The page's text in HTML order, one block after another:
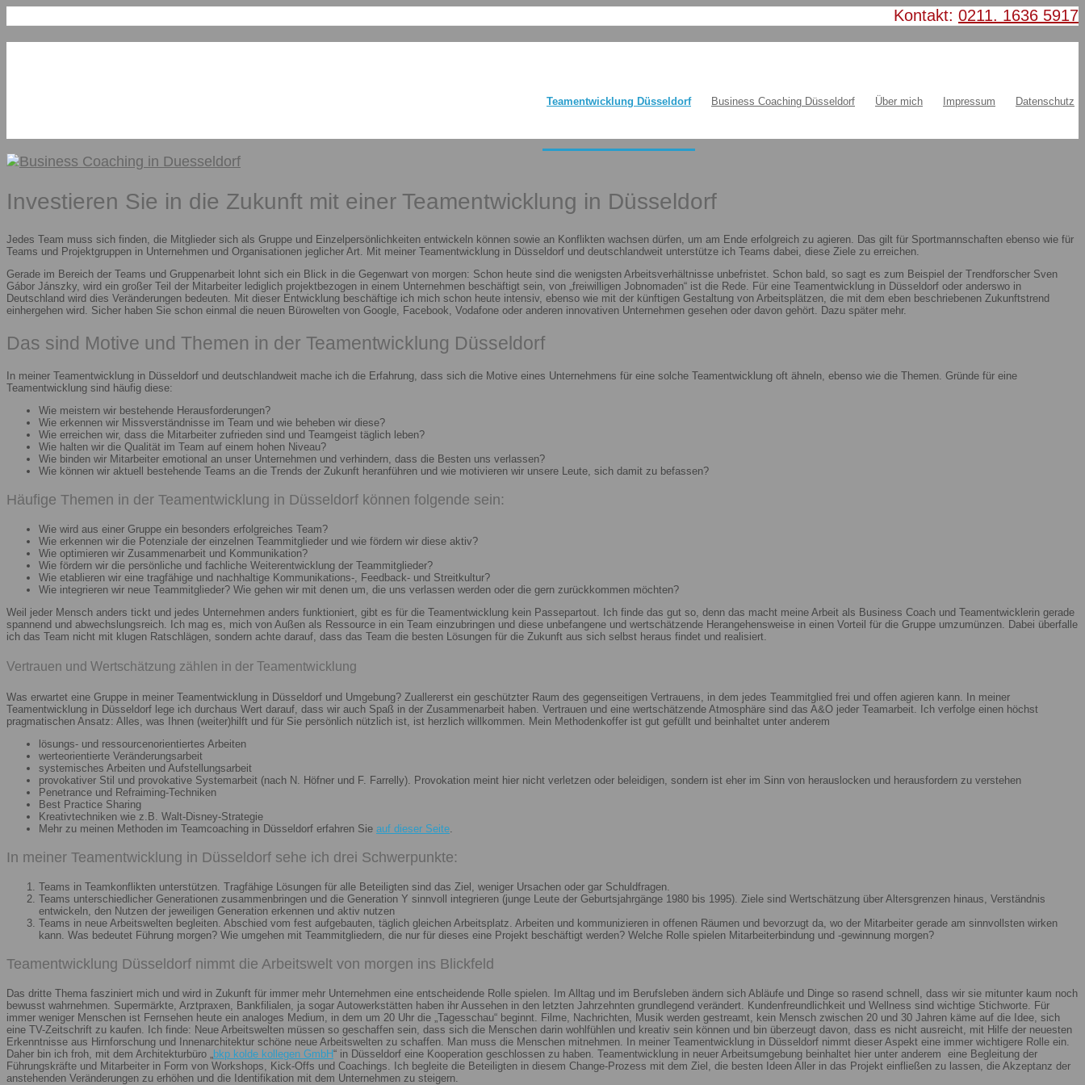
Kontakt: 0211. 1636 5917
Teamentwicklung Düsseldorf Business Coaching Düsseldorf Über mich Impressum Datenschutz
Investieren Sie in die Zukunft mit einer Teamentwicklung in Düsseldorf
Jedes Team muss sich finden, die Mitglieder sich als Gruppe und Einzelpersönlichkeiten entwickeln können sowie an Konflikten wachsen dürfen, um am Ende erfolgreich zu agieren. Das gilt für Sportmannschaften ebenso wie für
Teams und Projektgruppen in Unternehmen und Organisationen jeglicher Art. Mit meiner Teamentwicklung in Düsseldorf und deutschlandweit unterstütze ich Teams dabei, diese Ziele zu erreichen.
Gerade im Bereich der Teams und Gruppenarbeit lohnt sich ein Blick in die Gegenwart von morgen: Schon heute sind die wenigsten Arbeitsverhältnisse unbefristet. Schon bald, so sagt es zum Beispiel der Trendforscher Sven
Gábor Jánszky, wird ein großer Teil der Mitarbeiter lediglich projektbezogen in einem Unternehmen beschäftigt sein, von „freiwilligen Jobnomaden“ ist die Rede. Für eine Teamentwicklung in Düsseldorf oder anderswo in
Deutschland wird dies Veränderungen bedeuten. Mit dieser Entwicklung beschäftige ich mich schon heute intensiv, ebenso wie mit der künftigen Gestaltung von Arbeitsplätzen, die mit dem eben beschriebenen Zukunftstrend
einhergehen wird. Sicher haben Sie schon einmal die neuen Bürowelten von Google, Facebook, Vodafone oder anderen innovativen Unternehmen gesehen oder davon gehört. Dazu später mehr.
Das sind Motive und Themen in der Teamentwicklung Düsseldorf
In meiner Teamentwicklung in Düsseldorf und deutschlandweit mache ich die Erfahrung, dass sich die Motive eines Unternehmens für eine solche Teamentwicklung oft ähneln, ebenso wie die Themen. Gründe für eine
Teamentwicklung sind häufig diese:
Wie meistern wir bestehende Herausforderungen?
Wie erkennen wir Missverständnisse im Team und wie beheben wir diese?
Wie erreichen wir, dass die Mitarbeiter zufrieden sind und Teamgeist täglich leben?
Wie halten wir die Qualität im Team auf einem hohen Niveau?
Wie binden wir Mitarbeiter emotional an unser Unternehmen und verhindern, dass die Besten uns verlassen?
Wie können wir aktuell bestehende Teams an die Trends der Zukunft heranführen und wie motivieren wir unsere Leute, sich damit zu befassen?
Häufige Themen in der Teamentwicklung in Düsseldorf können folgende sein:
Wie wird aus einer Gruppe ein besonders erfolgreiches Team?
Wie erkennen wir die Potenziale der einzelnen Teammitglieder und wie fördern wir diese aktiv?
Wie optimieren wir Zusammenarbeit und Kommunikation?
Wie fördern wir die persönliche und fachliche Weiterentwicklung der Teammitglieder?
Wie etablieren wir eine tragfähige und nachhaltige Kommunikations-, Feedback- und Streitkultur?
Wie integrieren wir neue Teammitglieder? Wie gehen wir mit denen um, die uns verlassen werden oder die gern zurückkommen möchten?
Weil jeder Mensch anders tickt und jedes Unternehmen anders funktioniert, gibt es für die Teamentwicklung kein Passepartout. Ich finde das gut so, denn das macht meine Arbeit als Business Coach und Teamentwicklerin gerade
spannend und abwechslungsreich. Ich mag es, mich von Außen als Ressource in ein Team einzubringen und diese unbefangene und wertschätzende Herangehensweise in einen Vorteil für die Gruppe umzumünzen. Dabei überfalle
ich das Team nicht mit klugen Ratschlägen, sondern achte darauf, dass das Team die besten Lösungen für die Zukunft aus sich selbst heraus findet und realisiert.
Vertrauen und Wertschätzung zählen in der Teamentwicklung
Was erwartet eine Gruppe in meiner Teamentwicklung in Düsseldorf und Umgebung? Zuallererst ein geschützter Raum des gegenseitigen Vertrauens, in dem jedes Teammitglied frei und offen agieren kann. In meiner
Teamentwicklung in Düsseldorf lege ich durchaus Wert darauf, dass wir auch Spaß in der Zusammenarbeit haben. Vertrauen und eine wertschätzende Atmosphäre sind das A&O jeder Teamarbeit. Ich verfolge einen höchst
pragmatischen Ansatz: Alles, was Ihnen (weiter)hilft und für Sie persönlich nützlich ist, ist herzlich willkommen. Mein Methodenkoffer ist gut gefüllt und beinhaltet unter anderem
lösungs- und ressourcenorientiertes Arbeiten
werteorientierte Veränderungsarbeit
systemisches Arbeiten und Aufstellungsarbeit
provokativer Stil und provokative Systemarbeit (nach N. Höfner und F. Farrelly). Provokation meint hier nicht verletzen oder beleidigen, sondern ist eher im Sinn von herauslocken und herausfordern zu verstehen
Penetrance und Refraiming-Techniken
Best Practice Sharing
Kreativtechniken wie z.B. Walt-Disney-Strategie
Mehr zu meinen Methoden im Teamcoaching in Düsseldorf erfahren Sie auf dieser Seite.
In meiner Teamentwicklung in Düsseldorf sehe ich drei Schwerpunkte:
Teams in Teamkonflikten unterstützen. Tragfähige Lösungen für alle Beteiligten sind das Ziel, weniger Ursachen oder gar Schuldfragen.
Teams unterschiedlicher Generationen zusammenbringen und die Generation Y sinnvoll integrieren (junge Leute der Geburtsjahrgänge 1980 bis 1995). Ziele sind Wertschätzung über Altersgrenzen hinaus, Verständnis
entwickeln, den Nutzen der jeweiligen Generation erkennen und aktiv nutzen
Teams in neue Arbeitswelten begleiten. Abschied vom fest aufgebauten, täglich gleichen Arbeitsplatz. Arbeiten und kommunizieren in offenen Räumen und bevorzugt da, wo der Mitarbeiter gerade am sinnvollsten wirken
kann. Was bedeutet Führung morgen? Wie umgehen mit Teammitgliedern, die nur für dieses eine Projekt beschäftigt werden? Welche Rolle spielen Mitarbeiterbindung und -gewinnung morgen?
Teamentwicklung Düsseldorf nimmt die Arbeitswelt von morgen ins Blickfeld
Das dritte Thema fasziniert mich und wird in Zukunft für immer mehr Unternehmen eine entscheidende Rolle spielen. Im Alltag und im Berufsleben ändern sich Abläufe und Dinge so rasend schnell, dass wir sie mitunter kaum noch
bewusst wahrnehmen. Supermärkte, Arztpraxen, Bankfilialen, ja sogar Autowerkstätten haben ihr Aussehen in den letzten Jahrzehnten grundlegend verändert. Kundenfreundlichkeit und Wellness sind wichtige Stichworte. Für
immer weniger Menschen ist Fernsehen heute ein analoges Medium, in dem um 20 Uhr die „Tagesschau“ beginnt. Filme, Nachrichten, Musik werden gestreamt, kein Mensch zwischen 20 und 30 Jahren käme auf die Idee, sich
eine TV-Zeitschrift zu kaufen. Ich finde: Neue Arbeitswelten müssen so geschaffen sein, dass sich die Menschen darin wohlfühlen und kreativ sein können und bin überzeugt davon, dass es nicht ausreicht, mit Hilfe der neuesten
Erkenntnisse aus Hirnforschung und Innenarchitektur schöne neue Arbeitswelten zu schaffen. Man muss die Menschen mitnehmen. In meiner Teamentwicklung in Düsseldorf nimmt dieser Aspekt eine immer wichtigere Rolle ein.
Daher bin ich froh, mit dem Architekturbüro „bkp kolde kollegen GmbH“ in Düsseldorf eine Kooperation geschlossen zu haben. Teamentwicklung in neuer Arbeitsumgebung beinhaltet hier unter anderem eine Begleitung der
Führungskräfte und Mitarbeiter in Form von Workshops, Kick-Offs und Coachings. Ich begleite die Beteiligten in diesem Change-Prozess mit dem Ziel, die besten Ideen Aller in das Projekt einfließen zu lassen, die Akzeptanz der
anstehenden Veränderungen zu erhöhen und die Identifikation mit dem Unternehmen zu steigern.